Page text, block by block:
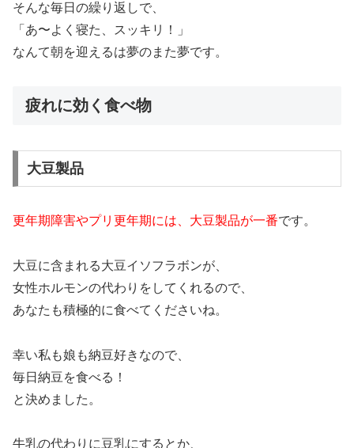
そんな毎日の繰り返しで、
「あ〜よく寝た、スッキリ！」
なんて朝を迎えるは夢のまた夢です。
疲れに効く食べ物
大豆製品
更年期障害やプリ更年期には、大豆製品が一番です。
大豆に含まれる大豆イソフラボンが、
女性ホルモンの代わりをしてくれるので、
あなたも積極的に食べてくださいね。
幸い私も娘も納豆好きなので、
毎日納豆を食べる！
と決めました。
牛乳の代わりに豆乳にするとか、